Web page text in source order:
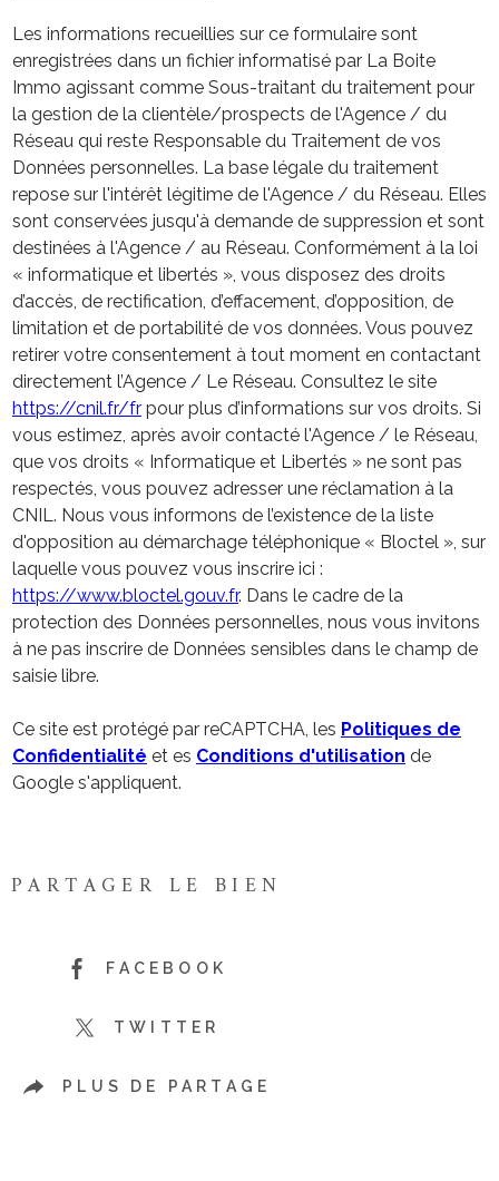
Les informations recueillies sur ce formulaire sont
enregistrées dans un fichier informatisé par La Boite
Immo agissant comme Sous-traitant du traitement pour
la gestion de la clientèle/prospects de l'Agence / du
Réseau qui reste Responsable du Traitement de vos
Données personnelles. La base légale du traitement
repose sur l'intérêt légitime de l'Agence / du Réseau. Elles
sont conservées jusqu'à demande de suppression et sont
destinées à l'Agence / au Réseau. Conformément à la loi
« informatique et libertés », vous disposez des droits
d’accès, de rectification, d’effacement, d’opposition, de
limitation et de portabilité de vos données. Vous pouvez
retirer votre consentement à tout moment en contactant
directement l’Agence / Le Réseau. Consultez le site
https://cnil.fr/fr pour plus d’informations sur vos droits. Si
vous estimez, après avoir contacté l'Agence / le Réseau,
que vos droits « Informatique et Libertés » ne sont pas
respectés, vous pouvez adresser une réclamation à la
CNIL. Nous vous informons de l’existence de la liste
d'opposition au démarchage téléphonique « Bloctel », sur
laquelle vous pouvez vous inscrire ici :
https://www.bloctel.gouv.fr. Dans le cadre de la
protection des Données personnelles, nous vous invitons
à ne pas inscrire de Données sensibles dans le champ de
saisie libre.
Ce site est protégé par reCAPTCHA, les Politiques de
Confidentialité et es Conditions d'utilisation de
Google s'appliquent.
PARTAGER LE BIEN
FACEBOOK
TWITTER
PLUS DE PARTAGE